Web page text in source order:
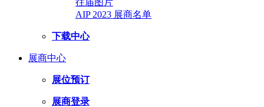
AIP 2023 展商名单
下载中心
展商中心
展位预订
展商登录